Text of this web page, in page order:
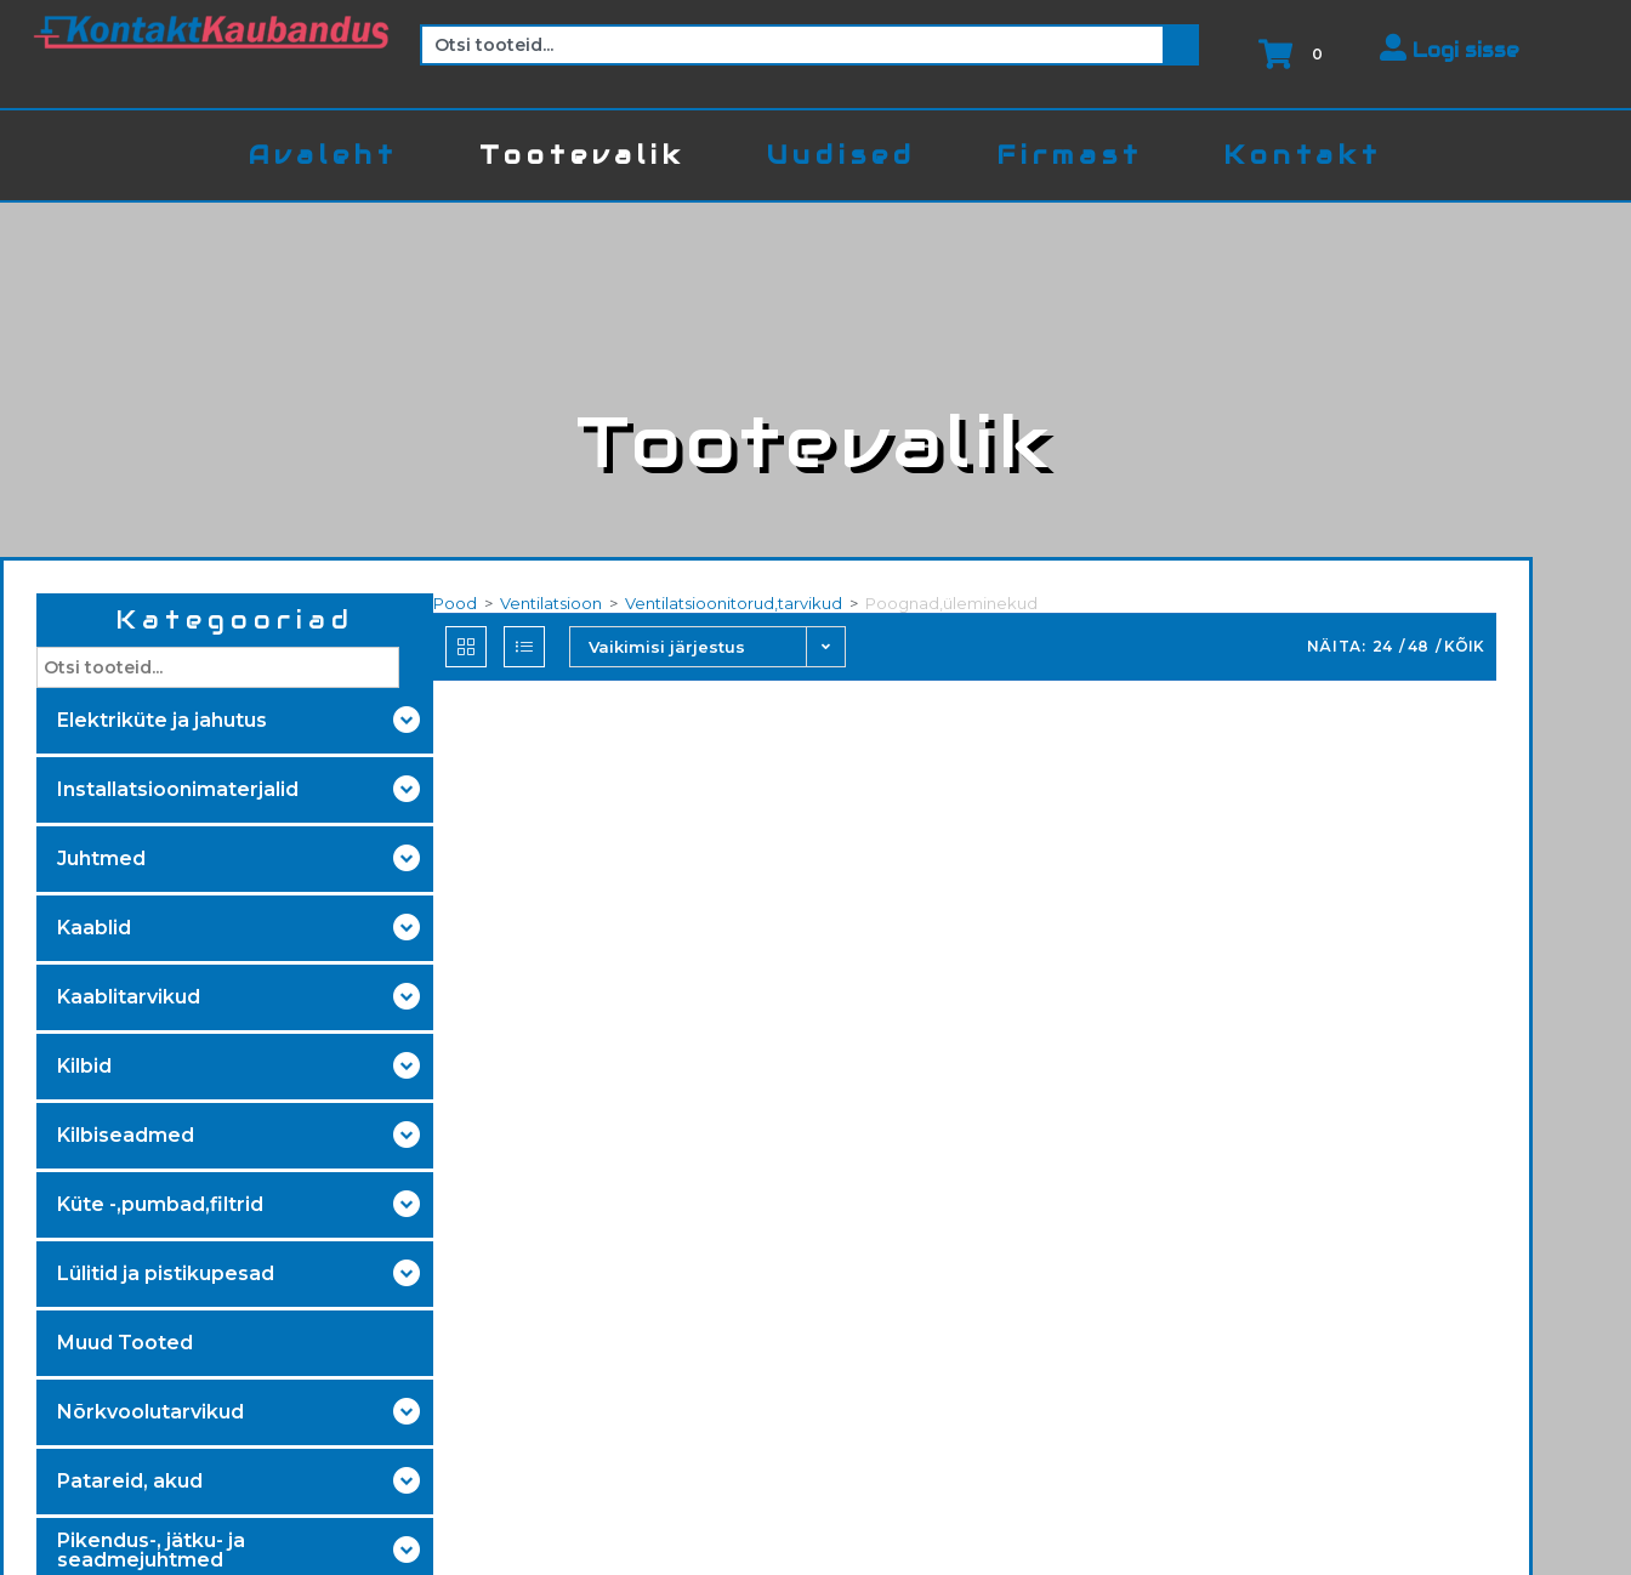
0 Logi sisse
Avaleht Tootevalik Uudised Firmast Kontakt
Tootevalik
Kategooriad
Elektriküte ja jahutus
Installatsioonimaterjalid
Juhtmed
Kaablid
Kaablitarvikud
Kilbid
Kilbiseadmed
Küte -,pumbad,filtrid
Lülitid ja pistikupesad
Muud Tooted
Nõrkvoolutarvikud
Patareid, akud
Pikendus-, jätku- ja
seadmejuhtmed
Pood > Ventilatsioon > Ventilatsioonitorud,tarvikud > Poognad,üleminekud
Vaikimisi järjestus NÄITA: 24 48 KÕIK